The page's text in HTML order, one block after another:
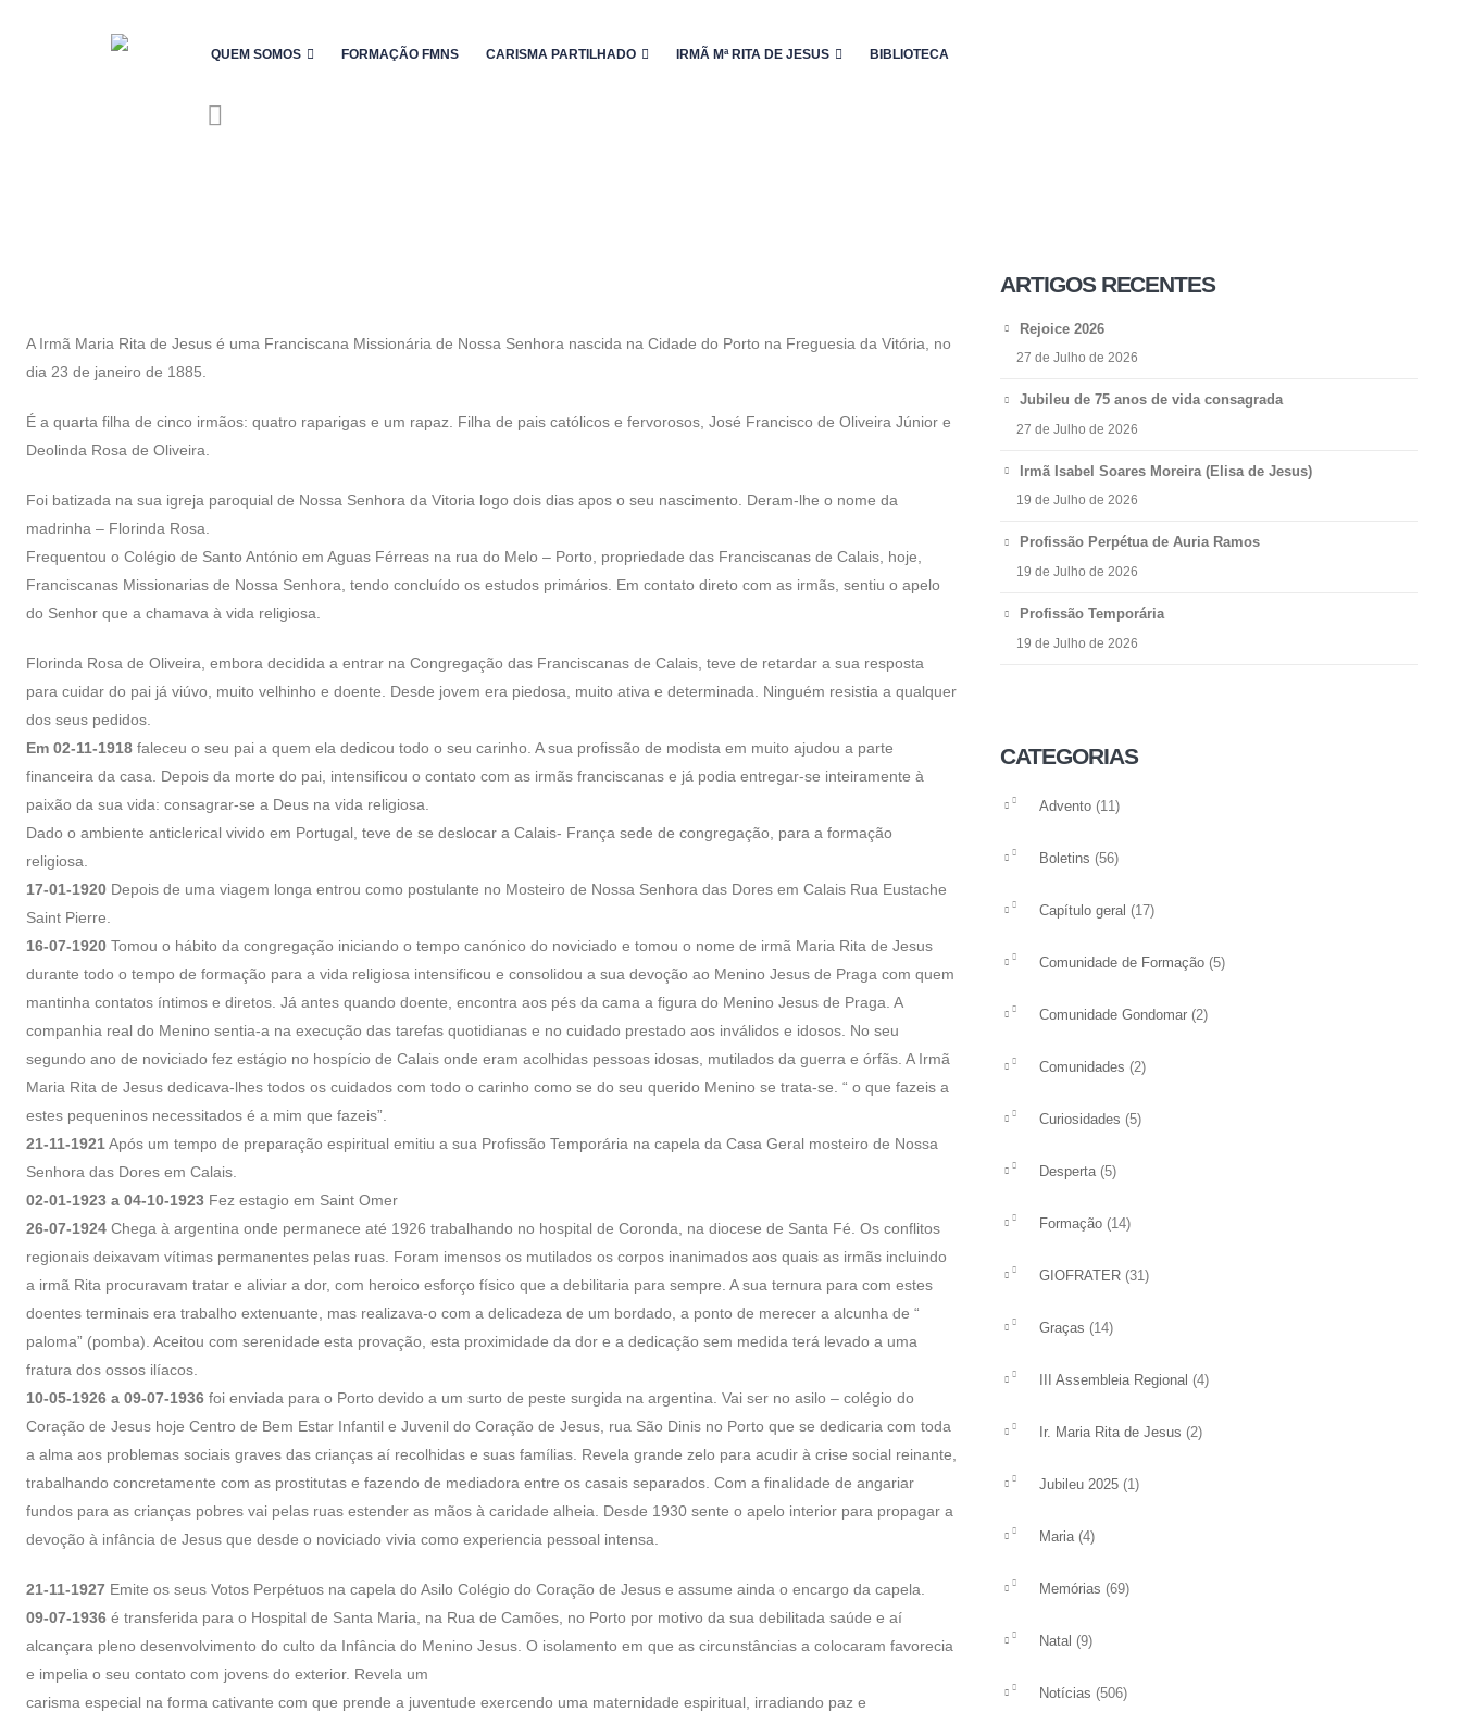
QUEM SOMOS FORMAÇÃO FMNS CARISMA PARTILHADO IRMÃ Mª RITA DE JESUS BIBLIOTECA
A Irmã Maria Rita de Jesus é uma Franciscana Missionária de Nossa Senhora nascida na Cidade do Porto na Freguesia da Vitória, no
dia 23 de janeiro de 1885.
É a quarta filha de cinco irmãos: quatro raparigas e um rapaz. Filha de pais católicos e fervorosos, José Francisco de Oliveira Júnior e
Deolinda Rosa de Oliveira.
Foi batizada na sua igreja paroquial de Nossa Senhora da Vitoria logo dois dias apos o seu nascimento. Deram-lhe o nome da
madrinha – Florinda Rosa.
Frequentou o Colégio de Santo António em Aguas Férreas na rua do Melo – Porto, propriedade das Franciscanas de Calais, hoje,
Franciscanas Missionarias de Nossa Senhora, tendo concluído os estudos primários. Em contato direto com as irmãs, sentiu o apelo
do Senhor que a chamava à vida religiosa.
Florinda Rosa de Oliveira, embora decidida a entrar na Congregação das Franciscanas de Calais, teve de retardar a sua resposta
para cuidar do pai já viúvo, muito velhinho e doente. Desde jovem era piedosa, muito ativa e determinada. Ninguém resistia a qualquer
dos seus pedidos.
Em 02-11-1918 faleceu o seu pai a quem ela dedicou todo o seu carinho. A sua profissão de modista em muito ajudou a parte
financeira da casa. Depois da morte do pai, intensificou o contato com as irmãs franciscanas e já podia entregar-se inteiramente à
paixão da sua vida: consagrar-se a Deus na vida religiosa.
Dado o ambiente anticlerical vivido em Portugal, teve de se deslocar a Calais- França sede de congregação, para a formação
religiosa.
17-01-1920 Depois de uma viagem longa entrou como postulante no Mosteiro de Nossa Senhora das Dores em Calais Rua Eustache
Saint Pierre.
16-07-1920 Tomou o hábito da congregação iniciando o tempo canónico do noviciado e tomou o nome de irmã Maria Rita de Jesus
durante todo o tempo de formação para a vida religiosa intensificou e consolidou a sua devoção ao Menino Jesus de Praga com quem
mantinha contatos íntimos e diretos. Já antes quando doente, encontra aos pés da cama a figura do Menino Jesus de Praga. A
companhia real do Menino sentia-a na execução das tarefas quotidianas e no cuidado prestado aos inválidos e idosos. No seu
segundo ano de noviciado fez estágio no hospício de Calais onde eram acolhidas pessoas idosas, mutilados da guerra e órfãs. A Irmã
Maria Rita de Jesus dedicava-lhes todos os cuidados com todo o carinho como se do seu querido Menino se trata-se. “ o que fazeis a
estes pequeninos necessitados é a mim que fazeis”.
21-11-1921 Após um tempo de preparação espiritual emitiu a sua Profissão Temporária na capela da Casa Geral mosteiro de Nossa
Senhora das Dores em Calais.
02-01-1923 a 04-10-1923 Fez estagio em Saint Omer
26-07-1924 Chega à argentina onde permanece até 1926 trabalhando no hospital de Coronda, na diocese de Santa Fé. Os conflitos
regionais deixavam vítimas permanentes pelas ruas. Foram imensos os mutilados os corpos inanimados aos quais as irmãs incluindo
a irmã Rita procuravam tratar e aliviar a dor, com heroico esforço físico que a debilitaria para sempre. A sua ternura para com estes
doentes terminais era trabalho extenuante, mas realizava-o com a delicadeza de um bordado, a ponto de merecer a alcunha de “
paloma” (pomba). Aceitou com serenidade esta provação, esta proximidade da dor e a dedicação sem medida terá levado a uma
fratura dos ossos ilíacos.
10-05-1926 a 09-07-1936 foi enviada para o Porto devido a um surto de peste surgida na argentina. Vai ser no asilo – colégio do
Coração de Jesus hoje Centro de Bem Estar Infantil e Juvenil do Coração de Jesus, rua São Dinis no Porto que se dedicaria com toda
a alma aos problemas sociais graves das crianças aí recolhidas e suas famílias. Revela grande zelo para acudir à crise social reinante,
trabalhando concretamente com as prostitutas e fazendo de mediadora entre os casais separados. Com a finalidade de angariar
fundos para as crianças pobres vai pelas ruas estender as mãos à caridade alheia. Desde 1930 sente o apelo interior para propagar a
devoção à infância de Jesus que desde o noviciado vivia como experiencia pessoal intensa.
21-11-1927 Emite os seus Votos Perpétuos na capela do Asilo Colégio do Coração de Jesus e assume ainda o encargo da capela.
09-07-1936 é transferida para o Hospital de Santa Maria, na Rua de Camões, no Porto por motivo da sua debilitada saúde e aí
alcançara pleno desenvolvimento do culto da Infância do Menino Jesus. O isolamento em que as circunstâncias a colocaram favorecia
e impelia o seu contato com jovens do exterior. Revela um
carisma especial na forma cativante com que prende a juventude exercendo uma maternidade espiritual, irradiando paz e
ARTIGOS RECENTES
Rejoice 2026
27 de Julho de 2026
Jubileu de 75 anos de vida consagrada
27 de Julho de 2026
Irmã Isabel Soares Moreira (Elisa de Jesus)
19 de Julho de 2026
Profissão Perpétua de Auria Ramos
19 de Julho de 2026
Profissão Temporária
19 de Julho de 2026
CATEGORIAS
Advento (11)
Boletins (56)
Capítulo geral (17)
Comunidade de Formação (5)
Comunidade Gondomar (2)
Comunidades (2)
Curiosidades (5)
Desperta (5)
Formação (14)
GIOFRATER (31)
Graças (14)
III Assembleia Regional (4)
Ir. Maria Rita de Jesus (2)
Jubileu 2025 (1)
Maria (4)
Memórias (69)
Natal (9)
Notícias (506)